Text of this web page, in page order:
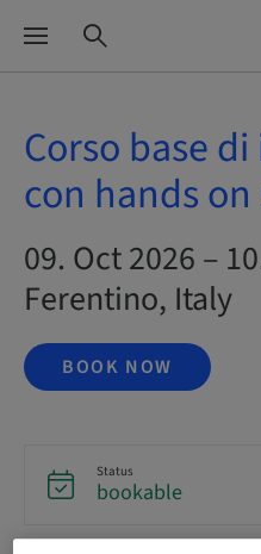
Corso base
con hands
09. Oct 2026 –
Ferentino, Italy
BOOK NOW
Status
bookable